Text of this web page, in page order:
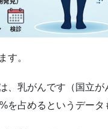
す。
、乳がんです（国立
を占めるというデータ